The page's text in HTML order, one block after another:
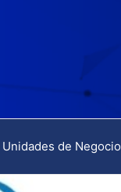
Unidades de Negocio